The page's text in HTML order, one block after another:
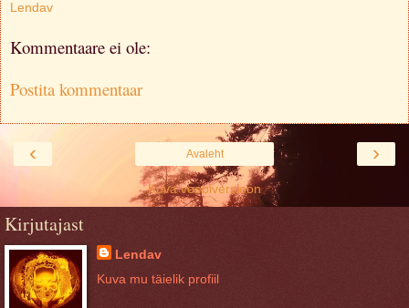
Lendav
Kommentaare ei ole:
Postita kommentaar
‹ ›
Avaleht
Kuva veebiversioon
Kirjutajast
Lendav
Kuva mu täielik profiil